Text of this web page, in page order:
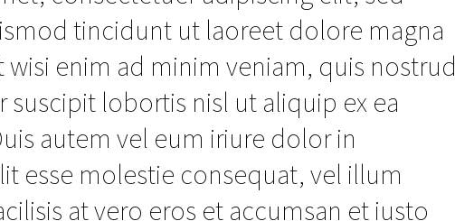
tincidunt ut laoreet dolore magna
enim ad minim veniam, quis nostrud
lobortis nisl ut aliquip ex ea
autem vel eum iriure dolor in
esse molestie consequat, vel illum
at vero eros et accumsan et iusto